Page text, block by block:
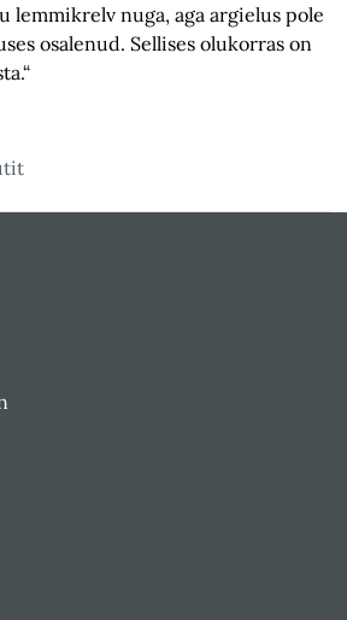
lemmikrelv nuga, aga argielus pole
osalenud. Sellises olukorras on